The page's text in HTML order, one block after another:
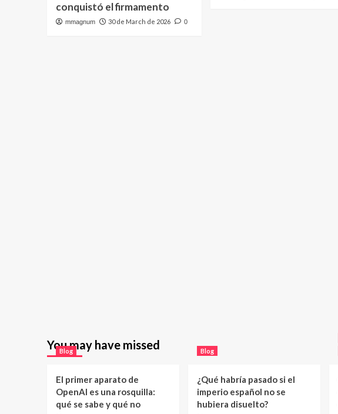
conquistó el firmamento
mmagnum 30 de March de 2026 0
You may have missed
Blog
El primer aparato de
OpenAI es una rosquilla:
qué se sabe y qué no
Blog
¿Qué habría pasado si el
imperio español no se
hubiera disuelto?